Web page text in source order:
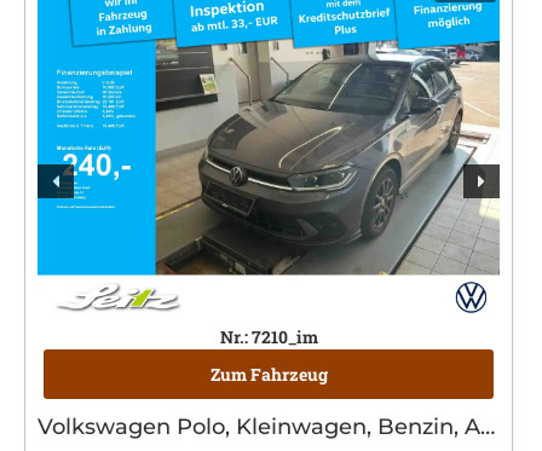
Nr.: 7210_im
Zum Fahrzeug
Volkswagen Polo, Kleinwagen, Benzin, Automatik, Grau